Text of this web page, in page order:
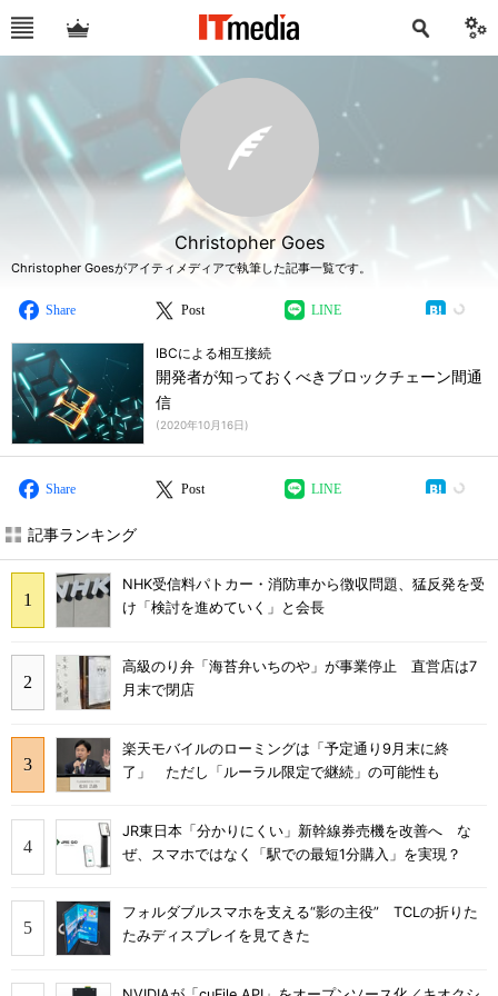
Christopher Goes
Christopher Goesがアイティメディアで執筆した記事一覧です。
Share Post LINE
IBCによる相互接続
開発者が知っておくべきブロックチェーン間通
信
(2020年10月16日)
Share Post LINE
記事ランキング
NHK受信料パトカー・消防車から徴収問題、猛反発を受
け「検討を進めていく」と会長
高級のり弁「海苔弁いちのや」が事業停止 直営店は7
月末で閉店
楽天モバイルのローミングは「予定通り9月末に終
了」 ただし「ルーラル限定で継続」の可能性も
JR東日本「分かりにくい」新幹線券売機を改善へ な
ぜ、スマホではなく「駅での最短1分購入」を実現？
フォルダブルスマホを支える“影の主役” TCLの折りた
たみディスプレイを見てきた